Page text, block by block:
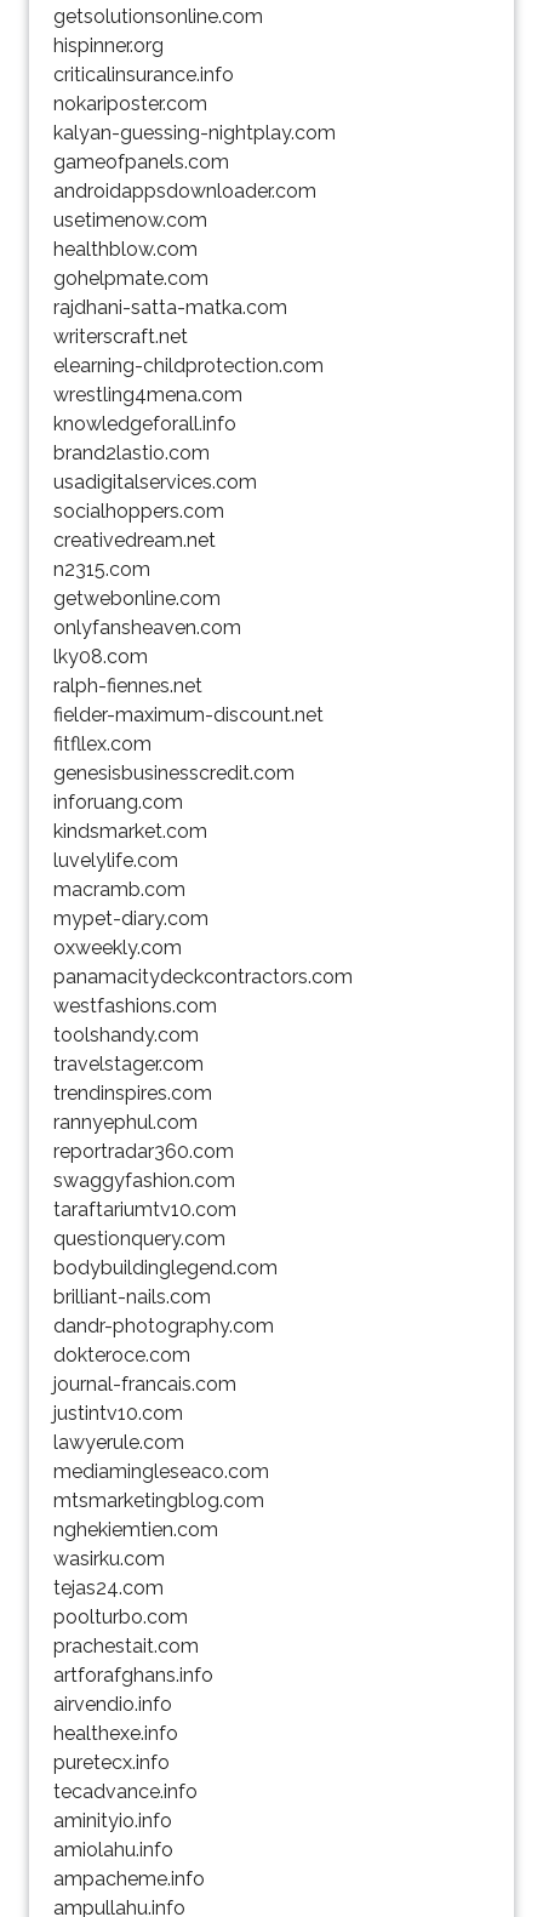
getsolutionsonline.com
hispinner.org
criticalinsurance.info
nokariposter.com
kalyan-guessing-nightplay.com
gameofpanels.com
androidappsdownloader.com
usetimenow.com
healthblow.com
gohelpmate.com
rajdhani-satta-matka.com
writerscraft.net
elearning-childprotection.com
wrestling4mena.com
knowledgeforall.info
brand2lastio.com
usadigitalservices.com
socialhoppers.com
creativedream.net
n2315.com
getwebonline.com
onlyfansheaven.com
lky08.com
ralph-fiennes.net
fielder-maximum-discount.net
fitfllex.com
genesisbusinesscredit.com
inforuang.com
kindsmarket.com
luvelylife.com
macramb.com
mypet-diary.com
oxweekly.com
panamacitydeckcontractors.com
westfashions.com
toolshandy.com
travelstager.com
trendinspires.com
rannyephul.com
reportradar360.com
swaggyfashion.com
taraftariumtv10.com
questionquery.com
bodybuildinglegend.com
brilliant-nails.com
dandr-photography.com
dokteroce.com
journal-francais.com
justintv10.com
lawyerule.com
mediamingleseaco.com
mtsmarketingblog.com
nghekiemtien.com
wasirku.com
tejas24.com
poolturbo.com
prachestait.com
artforafghans.info
airvendio.info
healthexe.info
puretecx.info
tecadvance.info
aminityio.info
amiolahu.info
ampacheme.info
ampullahu.info